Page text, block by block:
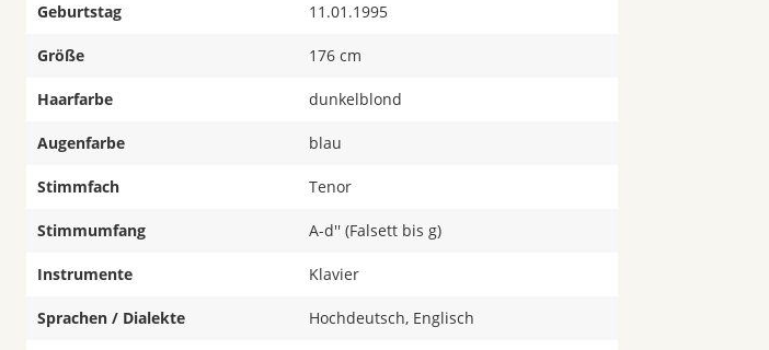
Geburtstag 11.01.1995
Größe 176 cm
Haarfarbe dunkelblond
Augenfarbe blau
Stimmfach Tenor
Stimmumfang A-d'' (Falsett bis g)
Instrumente Klavier
Sprachen / Dialekte Hochdeutsch, Englisch